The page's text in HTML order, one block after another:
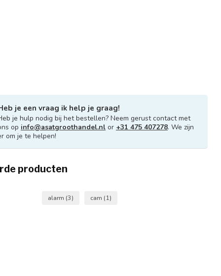
je een vraag ik help je graag!
je hulp nodig bij het bestellen? Neem gerust contact met
op info@asatgroothandel.nl or +31 475 407278. We zijn
om je te helpen!
producten
alarm (3) cam (1)